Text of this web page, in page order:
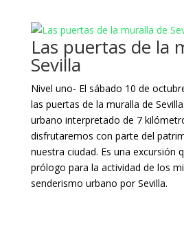
Las puertas de la
Sevilla
Nivel uno- El sábado 10 de
las puertas de la muralla de
urbano interpretado de 7
disfrutaremos con parte del
nuestra ciudad. Es una excursión
prólogo para la actividad de los
senderismo urbano por Sevilla.